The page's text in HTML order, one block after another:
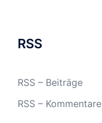
RSS
RSS – Beiträge
RSS – Kommentare